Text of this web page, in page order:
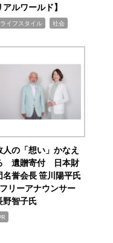
アルワールド】
ライフスタイル 社会
人の「想い」かなえ
遺贈寄付 日本財
名誉会長 笹川陽平氏
リーアナウンサー
野智子氏